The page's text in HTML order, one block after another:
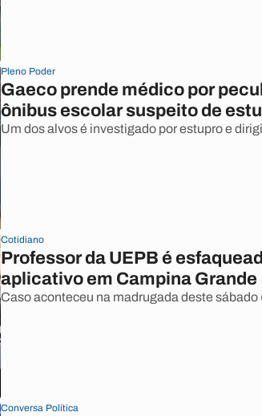
Pleno Poder
Gaeco prende médico por
ônibus escolar suspeito de
Um dos alvos é investigado por estupro e
Cotidiano
Professor da UEPB é
aplicativo em Campina Grande
Caso aconteceu na madrugada deste sábado
Conversa Política